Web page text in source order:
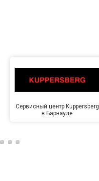
Сервисный центр Kuppersberg
в Барнауле